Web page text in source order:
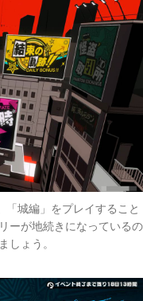
「城編」をプレイすること
ーが地続きになっているの
しょう。